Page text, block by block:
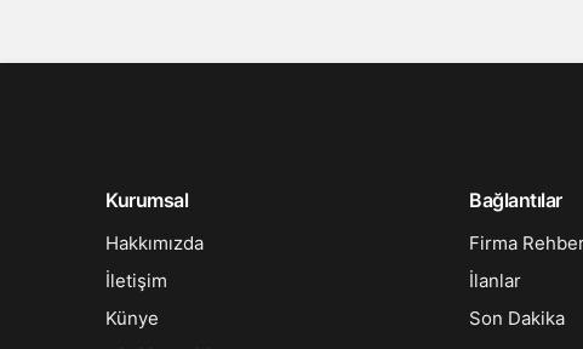
Kurumsal
Hakkımızda
İletişim
Künye
Bağlantılar
Firma
İlanlar
Son Dakika